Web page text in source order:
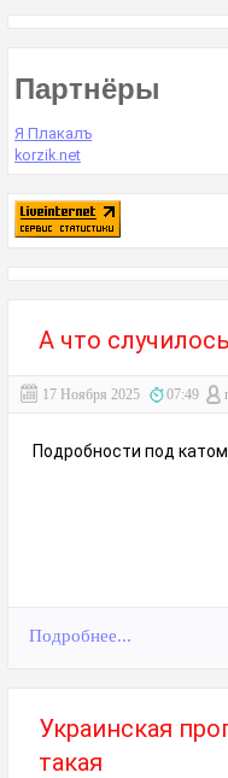
Партнёры
Я Плакалъ
korzik.net
А что
17 Ноября 2025 07:49
Подробности под
Подробнее...
Украинская
такая